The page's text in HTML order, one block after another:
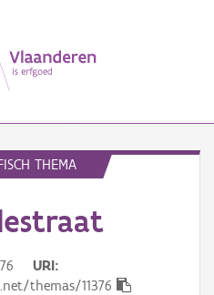
THEMA
URI
themas/11376